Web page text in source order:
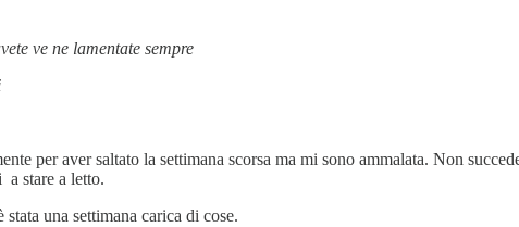
ve ne lamentate sempre
per aver saltato la settimana scorsa ma mi sono ammalata. Non
stare a letto.
una settimana carica di cose.